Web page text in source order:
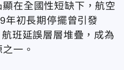
在全國性短缺下，航空
年初長期停擺曾引發
班延誤層層堆疊，成為
一。